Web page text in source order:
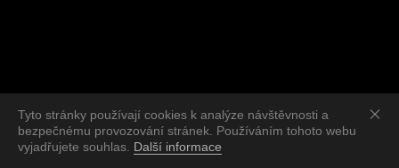
Tyto stránky používají cookies k analýze návštěvnosti a
bezpečnému provozování stránek. Používáním tohoto webu
vyjadřujete souhlas. Další informace